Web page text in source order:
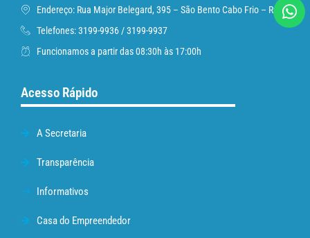
Endereço: Rua Major Belegard, 395 – São Bento Cabo Frio – RJ
Telefones: 3199-9936 / 3199-9937
Funcionamos a partir das 08:30h às 17:00h
Acesso Rápido
A Secretaria
Transparência
Informativos
Casa do Empreendedor